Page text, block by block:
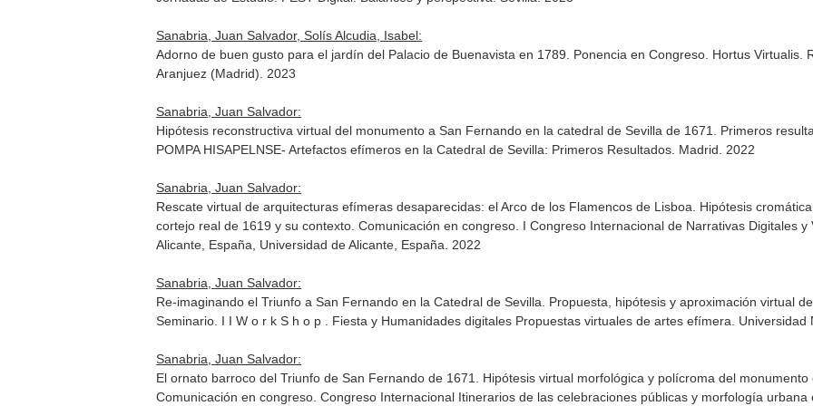
Sanabria, Juan Salvador, Solís Alcudia, Isabel:
Adorno de buen gusto para el jardín del Palacio de Buenavista en 1789. Ponencia en Congreso. Hortus Virtualis.
Aranjuez (Madrid). 2023
Sanabria, Juan Salvador:
Hipótesis reconstructiva virtual del monumento a San Fernando en la catedral de Sevilla de 1671. Primeros
POMPA HISAPELNSE- Artefactos efímeros en la Catedral de Sevilla: Primeros Resultados. Madrid. 2022
Sanabria, Juan Salvador:
Rescate virtual de arquitecturas efímeras desaparecidas: el Arco de los Flamencos de Lisboa. Hipótesis
cortejo real de 1619 y su contexto. Comunicación en congreso. I Congreso Internacional de Narrativas Digitales
Alicante, España, Universidad de Alicante, España. 2022
Sanabria, Juan Salvador:
Re-imaginando el Triunfo a San Fernando en la Catedral de Sevilla. Propuesta, hipótesis y aproximación virtual
Seminario. I I W o r k S h o p . Fiesta y Humanidades digitales Propuestas virtuales de artes efímera.
Sanabria, Juan Salvador:
El ornato barroco del Triunfo de San Fernando de 1671. Hipótesis virtual morfológica y polícroma del
Comunicación en congreso. Congreso Internacional Itinerarios de las celebraciones públicas y morfología